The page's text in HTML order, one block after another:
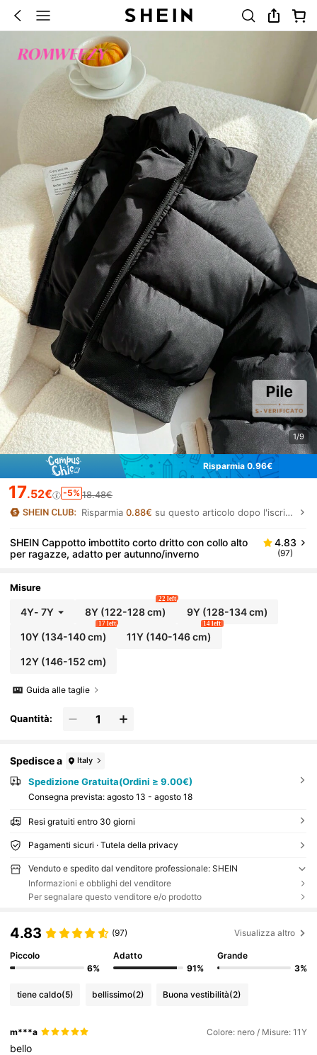
1/9
Risparmia 0.96€
17.52€ -5% 18.48€
Risparmia0.88€ su questo articolo dopo l'iscrizione.
SHEIN Cappotto imbottito corto dritto con collo alto
per ragazze, adatto per autunno/inverno
4.83
(97)
Misure
4Y- 7Y 8Y (122-128 cm)
22 left
9Y (128-134 cm)
10Y(134-140 cm)
17 left
11Y (140-146 cm)
14 left
12Y(146-152 cm)
Guida alle taglie
Quantità:
Spedisce a Italy
Spedizione Gratuita(Ordini ≥ 9.00€)
Consegna prevista: agosto 13 - agosto 18
Resi gratuiti entro 30 giorni
Pagamenti sicuri · Tutela della privacy
Venduto e spedito dal venditore professionale: SHEIN
Informazioni e obblighi del venditore
Per segnalare questo venditore e/o prodotto
4.83 (97) Visualizza altro
Piccolo
6%
Adatto
91%
Grande
3%
tiene caldo(5) bellissimo(2) Buona vestibilità(2)
m***a Colore: nero / Misure: 11Y
bello